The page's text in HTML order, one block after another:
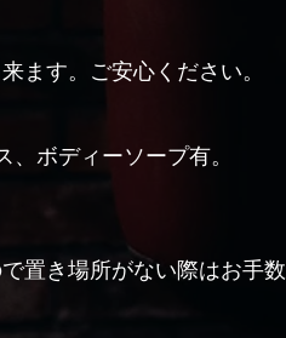
ます。ご安心ください。
ボディーソープ有。
置き場所がない際はお手数